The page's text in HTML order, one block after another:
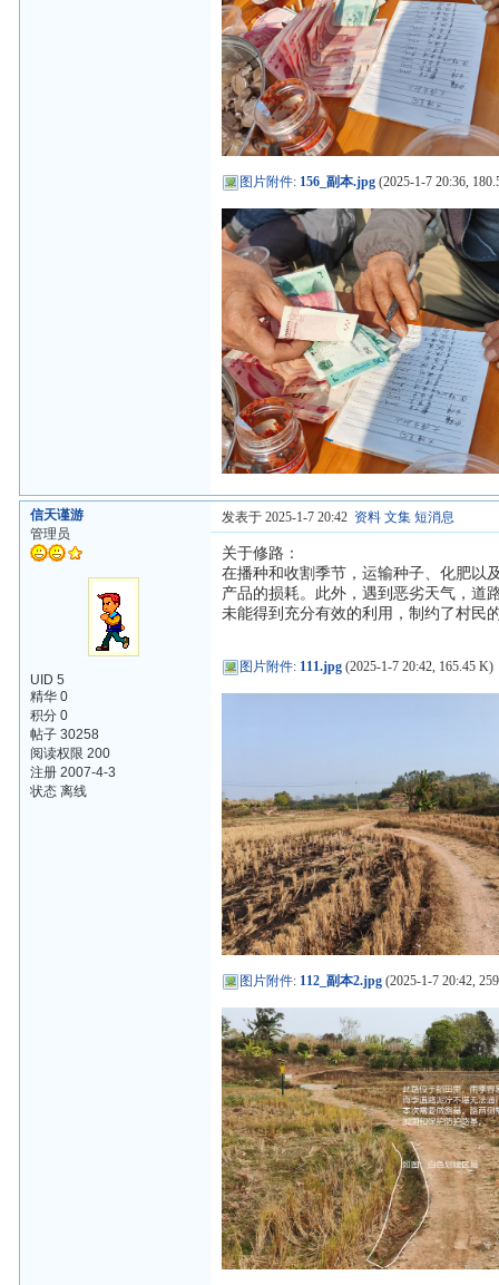
图片附件: 156_副本.jpg (2025-1-7 20:36,
信天谨游
管理员
UID 5
精华 0
积分 0
帖子 30258
阅读权限 200
注册 2007-4-3
状态 离线
发表于 2025-1-7 20:42 资料 文集 短消息
关于修路：
在播种和收割季节，运输种子、化肥以
产品的损耗。此外，遇到恶劣天气，道
未能得到充分有效的利用，制约了村民
图片附件: 111.jpg (2025-1-7 20:42, 165.45 K)
图片附件: 112_副本2.jpg (2025-1-7 20:42,